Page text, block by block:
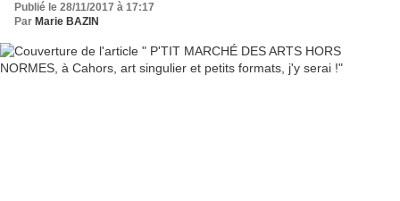
Publié le 28/11/2017 à 17:17
Par Marie BAZIN